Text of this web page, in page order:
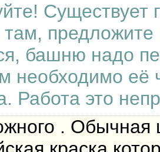
Существует
башню надо
необходимо её
Работа это
. Обычная